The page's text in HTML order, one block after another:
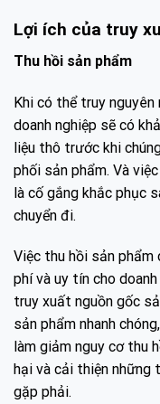
Lợi ích của truy
Thu hồi sản phẩm
Khi có thể truy nguyên
doanh nghiệp sẽ có
liệu thô trước khi
phối sản phẩm. Và
là cố gắng khắc phục
chuyển đi.
Việc thu hồi sản
phí và uy tín cho
truy xuất nguồn gốc
sản phẩm nhanh
làm giảm nguy cơ thu
hại và cải thiện những
gặp phải.